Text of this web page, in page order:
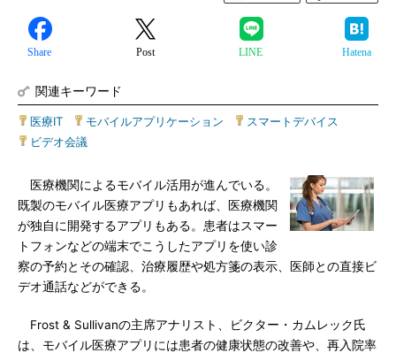
Share Post LINE Hatena
関連キーワード
医療IT モバイルアプリケーション スマートデバイス
ビデオ会議
医療機関によるモバイル活用が進んでいる。
既製のモバイル医療アプリもあれば、医療機関
が独自に開発するアプリもある。患者はスマー
トフォンなどの端末でこうしたアプリを使い診
察の予約とその確認、治療履歴や処方箋の表示、医師との直接ビ
デオ通話などができる。
Frost & Sullivanの主席アナリスト、ビクター・カムレック氏
は、モバイル医療アプリには患者の健康状態の改善や、再入院率